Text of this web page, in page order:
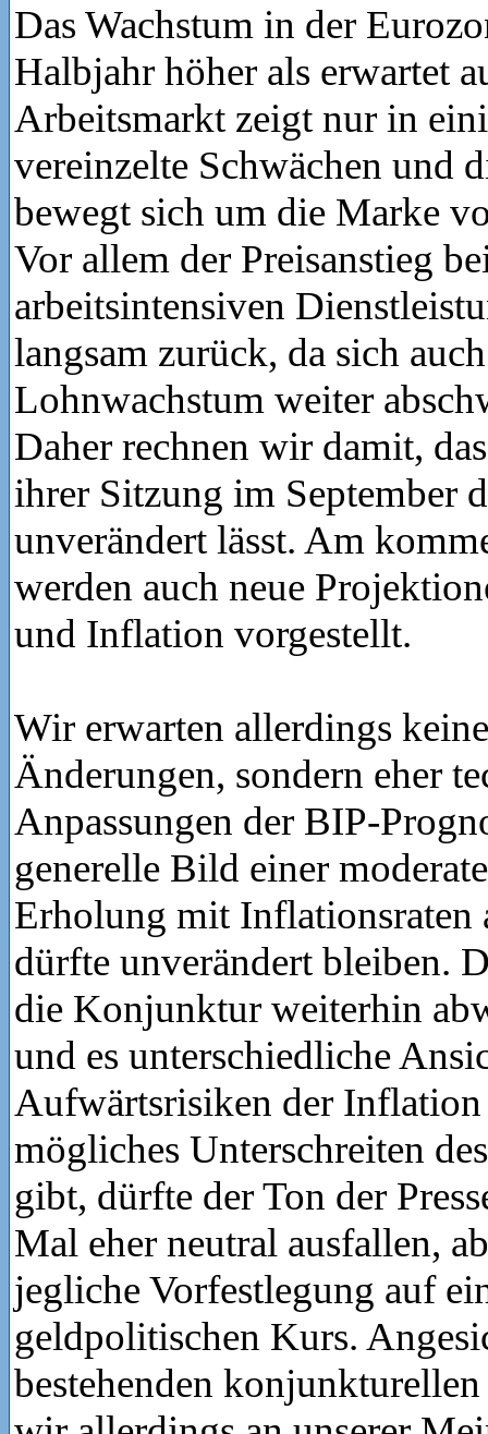
Das Wachstum in der
Halbjahr höher als erwartet
Arbeitsmarkt zeigt nur in
vereinzelte Schwächen und
bewegt sich um die Marke
Vor allem der Preisanstieg
arbeitsintensiven
langsam zurück, da sich
Lohnwachstum weiter
Daher rechnen wir damit,
ihrer Sitzung im September
unverändert lässt. Am
werden auch neue
und Inflation vorgestellt.
Wir erwarten allerdings
Änderungen, sondern eher
Anpassungen der BIP-
generelle Bild einer
Erholung mit
dürfte unverändert bleiben.
die Konjunktur weiterhin
und es unterschiedliche
Aufwärtsrisiken der
mögliches Unterschreiten
gibt, dürfte der Ton der
Mal eher neutral ausfallen,
jegliche Vorfestlegung auf
geldpolitischen Kurs.
bestehenden